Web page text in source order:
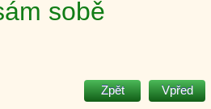
sobě
Zpět Vpřed